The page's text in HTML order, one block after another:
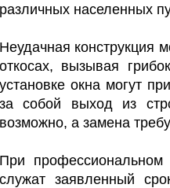
различных населенных
Неудачная конструкция
откосах, вызывая
установке окна могут
за собой выход из
возможно, а замена
При профессиональном
служат заявленный